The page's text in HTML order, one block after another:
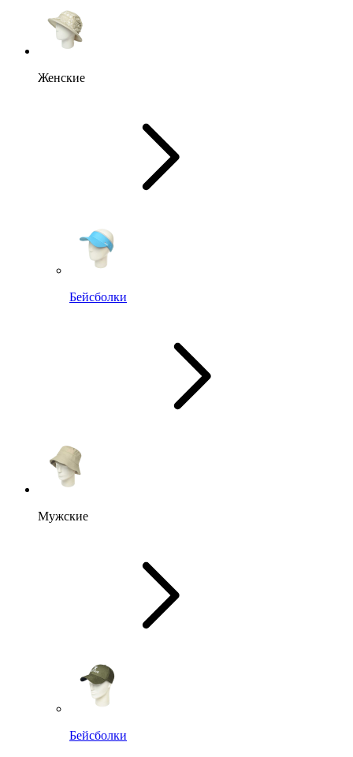
Женские
Бейсболки
Мужские
Бейсболки